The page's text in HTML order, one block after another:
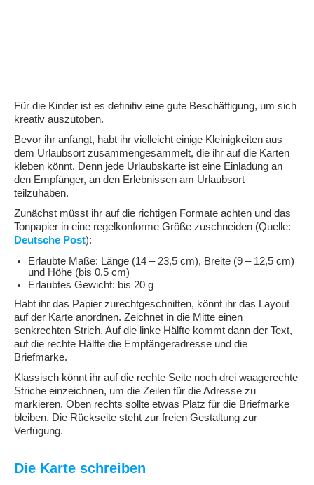
Für die Kinder ist es definitiv eine gute Beschäftigung, um sich
kreativ auszutoben.
Bevor ihr anfangt, habt ihr vielleicht einige Kleinigkeiten aus
dem Urlaubsort zusammengesammelt, die ihr auf die Karten
kleben könnt. Denn jede Urlaubskarte ist eine Einladung an
den Empfänger, an den Erlebnissen am Urlaubsort
teilzuhaben.
Zunächst müsst ihr auf die richtigen Formate achten und das
Tonpapier in eine regelkonforme Größe zuschneiden (Quelle:
Deutsche Post):
Erlaubte Maße: Länge (14 – 23,5 cm), Breite (9 – 12,5 cm)
und Höhe (bis 0,5 cm)
Erlaubtes Gewicht: bis 20 g
Habt ihr das Papier zurechtgeschnitten, könnt ihr das Layout
auf der Karte anordnen. Zeichnet in die Mitte einen
senkrechten Strich. Auf die linke Hälfte kommt dann der Text,
auf die rechte Hälfte die Empfängeradresse und die
Briefmarke.
Klassisch könnt ihr auf die rechte Seite noch drei waagerechte
Striche einzeichnen, um die Zeilen für die Adresse zu
markieren. Oben rechts sollte etwas Platz für die Briefmarke
bleiben. Die Rückseite steht zur freien Gestaltung zur
Verfügung.
Die Karte schreiben